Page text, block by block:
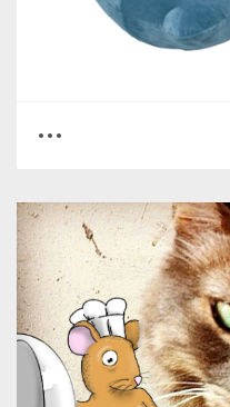
3340